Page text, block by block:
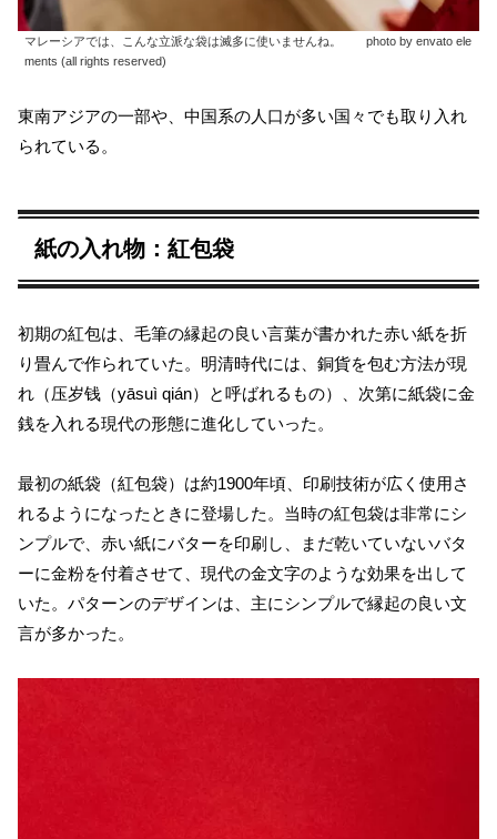
マレーシアでは、こんな立派な袋は滅多に使いませんね。 photo by envato ele
ments (all rights reserved)
東南アジアの一部や、中国系の人口が多い国々でも取り入れ
られている。
紙の入れ物：紅包袋
初期の紅包は、毛筆の縁起の良い言葉が書かれた赤い紙を折
り畳んで作られていた。明清時代には、銅貨を包む方法が現
れ（压岁钱（yāsuì qián）と呼ばれるもの）、次第に紙袋に金
銭を入れる現代の形態に進化していった。
最初の紙袋（紅包袋）は約1900年頃、印刷技術が広く使用さ
れるようになったときに登場した。当時の紅包袋は非常にシ
ンプルで、赤い紙にバターを印刷し、まだ乾いていないバタ
ーに金粉を付着させて、現代の金文字のような効果を出して
いた。パターンのデザインは、主にシンプルで縁起の良い文
言が多かった。